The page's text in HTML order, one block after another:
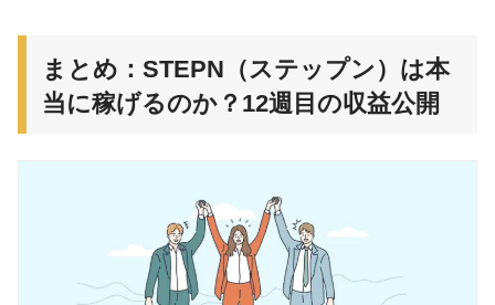
まとめ：STEPN（ステップン）は本
当に稼げるのか？12週目の収益公開